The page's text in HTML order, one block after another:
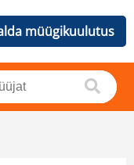
müügikuulutus